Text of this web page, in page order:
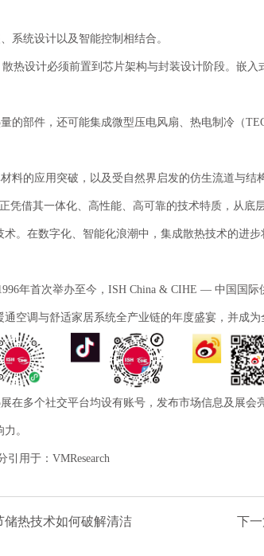
系统设计以及智能控制相结合。
热设计必须前置到芯片架构与封装设计阶段。嵌
的部件，还可能集成微型压电风扇、热电制冷（
料的应用突破，以及受自然界启发的仿生流道与
凭借其一体化、高性能、高可靠的技术特质，从底
。在数字化、智能化浪潮中，集成散热技术的进
年首次举办至今，ISH China & CIHE — 中国国
空调与舒适家居系统全产业链的年度盛宴，并成为
在多个社交平台均设有账号，发布市场信息及展
。
引用于：VMResearch
储热技术如何破解清洁
下